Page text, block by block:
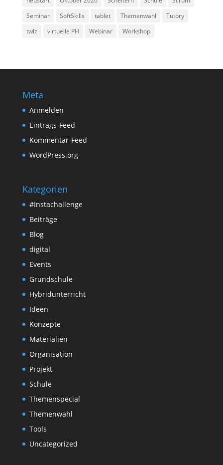
Seminar
SoftSkills tablet Themenwahl
Tutory
twlz
virtuelle PH Webinar Workshop
Meta
Anmelden
Eintrags-Feed
Kommentar-Feed
WordPress.org
Kategorien
#Instachallenge
Beiträge
Blog
digital
Events
Grundschule
Hybridunterricht
Ideen
Konzepte
Materialien
Organisation
Projekt
Schule
Themenspecial
Themenwahl
Tools
Uncategorized